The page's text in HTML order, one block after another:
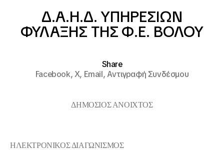
Δ.Α.Η.Δ. ΥΠΗΡΕΣΙΩΝ
ΦΥΛΑΞΗΣ ΤΗΣ Φ.Ε. ΒΟΛΟΥ
Share
Facebook,X, Email,Αντιγραφή Συνδέσμου
ΔΗΜΟΣΙΟΣ ΑΝΟΙΧΤΟΣ
ΗΛΕΚΤΡΟΝΙΚΟΣ ΔΙΑΓΩΝΙΣΜΟΣ